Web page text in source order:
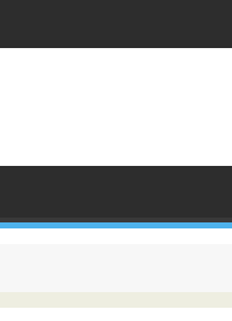
حول ربط القارات